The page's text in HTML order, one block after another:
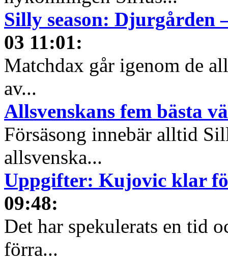
Silly season: Djurgården
03 11:01:
Matchdax går igenom de
av...
Allsvenskans fem bästa
Försäsong innebär alltid
allsvenska...
Uppgifter: Kujovic klar
09:48:
Det har spekulerats en tid
förra...